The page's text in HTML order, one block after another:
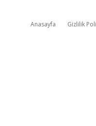
Anasayfa Gizlilik